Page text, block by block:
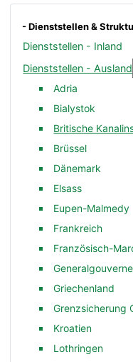
- Dienststellen &
Dienststellen - Inland
Dienststellen - Ausland
Adria
Bialystok
Britische
Brüssel
Dänemark
Elsass
Eupen-Malmedy
Frankreich
Französisch-
Griechenland
Grenzsicherung
Kroatien
Lothringen